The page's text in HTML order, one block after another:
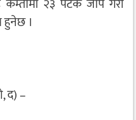
कम्तीमा २३ पटक जाप गरी
हुनेछ ।
द) –